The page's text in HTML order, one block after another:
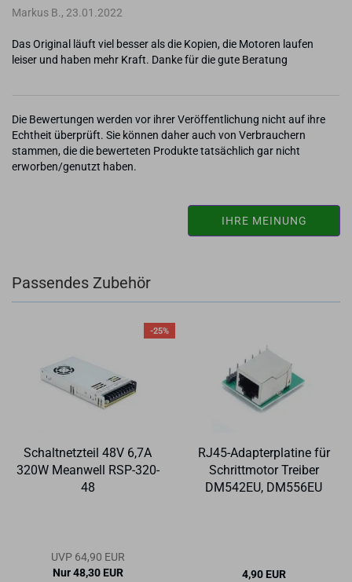
Markus B., 23.01.2022
Das Original läuft viel besser als die Kopien, die Motoren laufen
Die Bewertungen werden vor ihrer Veröffentlichung nicht auf ihre
Echtheit überprüft. Sie können daher auch von Verbrauchern
stammen, die die bewerteten Produkte tatsächlich gar nicht
erworben/genutzt haben.
IHRE MEINUNG
Passendes Zubehör
-25%
Schalt­netz­teil 48V 6,7A
320W Me­an­well RSP-​320-​
48
UVP 64,90 EUR
Nur 48,30 EUR
RJ45-​Ad­ap­ter­pla­ti­ne für
Schritt­mo­tor Trei­ber
DM542EU, DM556EU
4,90 EUR